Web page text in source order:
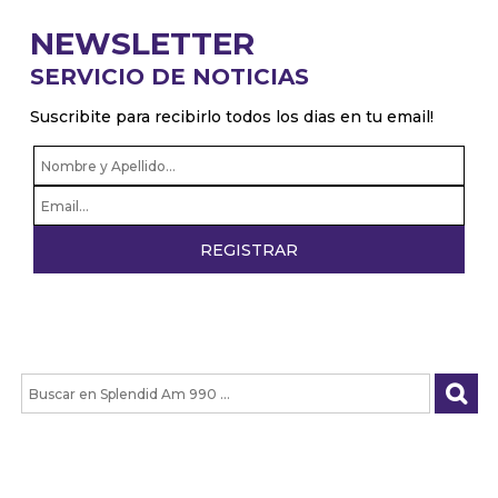
NEWSLETTER
SERVICIO DE NOTICIAS
Suscribite para recibirlo todos los dias en tu email!